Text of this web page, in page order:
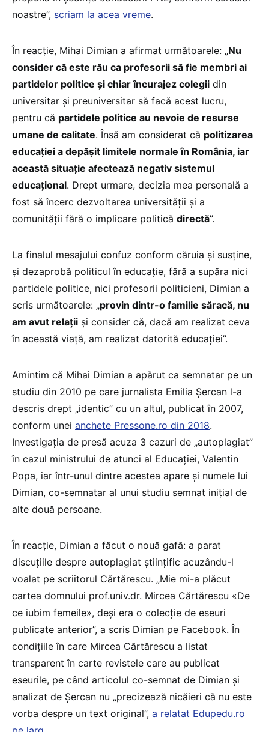
noastre”, scriam la acea vreme.
În reacție, Mihai Dimian a afirmat următoarele: „Nu
consider că este rău ca profesorii să fie membri ai
partidelor politice şi chiar încurajez colegii din
universitar şi preuniversitar să facă acest lucru,
pentru că partidele politice au nevoie de resurse
umane de calitate. Însă am considerat că politizarea
educaţiei a depăşit limitele normale în România, iar
această situaţie afectează negativ sistemul
educaţional. Drept urmare, decizia mea personală a
fost să încerc dezvoltarea universităţii şi a
comunităţii fără o implicare politică directă”.
La finalul mesajului confuz conform căruia și susține,
și dezaprobă politicul în educație, fără a supăra nici
partidele politice, nici profesorii politicieni, Dimian a
scris următoarele: „provin dintr-o familie săracă, nu
am avut relaţii şi consider că, dacă am realizat ceva
în această viaţă, am realizat datorită educaţiei”.
Amintim că Mihai Dimian a apărut ca semnatar pe un
studiu din 2010 pe care jurnalista Emilia Șercan l-a
descris drept „identic” cu un altul, publicat în 2007,
conform unei anchete Pressone.ro din 2018.
Investigația de presă acuza 3 cazuri de „autoplagiat”
în cazul ministrului de atunci al Educației, Valentin
Popa, iar într-unul dintre acestea apare și numele lui
Dimian, co-semnatar al unui studiu semnat inițial de
alte două persoane.
În reacție, Dimian a făcut o nouă gafă: a parat
discuțiile despre autoplagiat științific acuzându-l
voalat pe scriitorul Cărtărescu. „Mie mi-a plăcut
cartea domnului prof.univ.dr. Mircea Cărtărescu «De
ce iubim femeile», deşi era o colecţie de eseuri
publicate anterior”, a scris Dimian pe Facebook. În
condițiile în care Mircea Cărtărescu a listat
transparent în carte revistele care au publicat
eseurile, pe când articolul co-semnat de Dimian și
analizat de Șercan nu „precizează nicăieri că nu este
vorba despre un text original”, a relatat Edupedu.ro